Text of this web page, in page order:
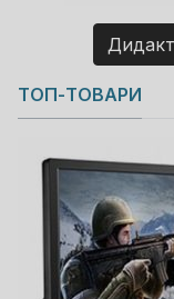
Copyright
JoomShopping
ТОП-ТОВАРИ